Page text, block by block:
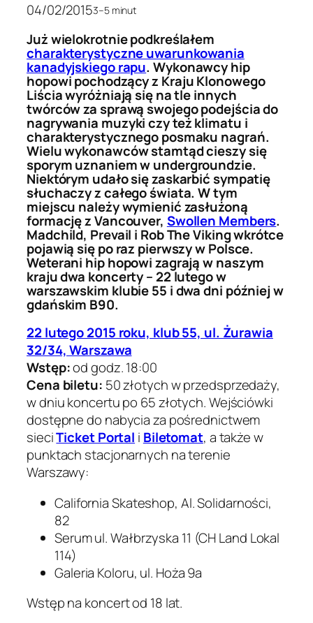
04/02/20153–5 minut
Już wielokrotnie podkreślałem
charakterystyczne uwarunkowania
kanadyjskiego rapu. Wykonawcy hip
hopowi pochodzący z Kraju Klonowego
Liścia wyróżniają się na tle innych
twórców za sprawą swojego podejścia do
nagrywania muzyki czy też klimatu i
charakterystycznego posmaku nagrań.
Wielu wykonawców stamtąd cieszy się
sporym uznaniem w undergroundzie.
Niektórym udało się zaskarbić sympatię
słuchaczy z całego świata. W tym
miejscu należy wymienić zasłużoną
formację z Vancouver, Swollen Members.
Madchild, Prevail i Rob The Viking wkrótce
pojawią się po raz pierwszy w Polsce.
Weterani hip hopowi zagrają w naszym
kraju dwa koncerty – 22 lutego w
warszawskim klubie 55 i dwa dni później w
gdańskim B90.
22 lutego 2015 roku, klub 55, ul. Żurawia
32/34, Warszawa
Wstęp:od godz. 18:00
Cena biletu: 50 złotych w przedsprzedaży,
w dniu koncertu po 65 złotych. Wejściówki
dostępne do nabycia za pośrednictwem
sieciTicket Portal i Biletomat, a także w
punktach stacjonarnych na terenie
Warszawy:
California Skateshop, Al. Solidarności,
82
Serum ul. Wałbrzyska 11 (CH Land Lokal
114)
Galeria Koloru, ul. Hoża 9a
Wstęp na koncert od 18 lat.